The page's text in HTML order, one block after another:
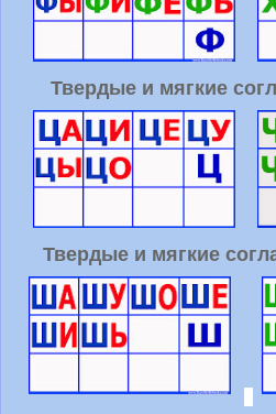
Твердые и мягкие
Твердые и мягкие